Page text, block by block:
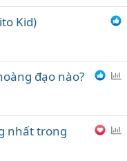
Kid)
h
c
đạo nào?
nhất trong